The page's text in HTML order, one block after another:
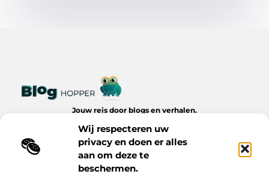
Wij respecteren uw
privacy en doen er alles
aan om deze te
beschermen.
Jouw reis door blogs en verhalen.
dagelijks leven op Bloghopper.nl.
Bericht categorie